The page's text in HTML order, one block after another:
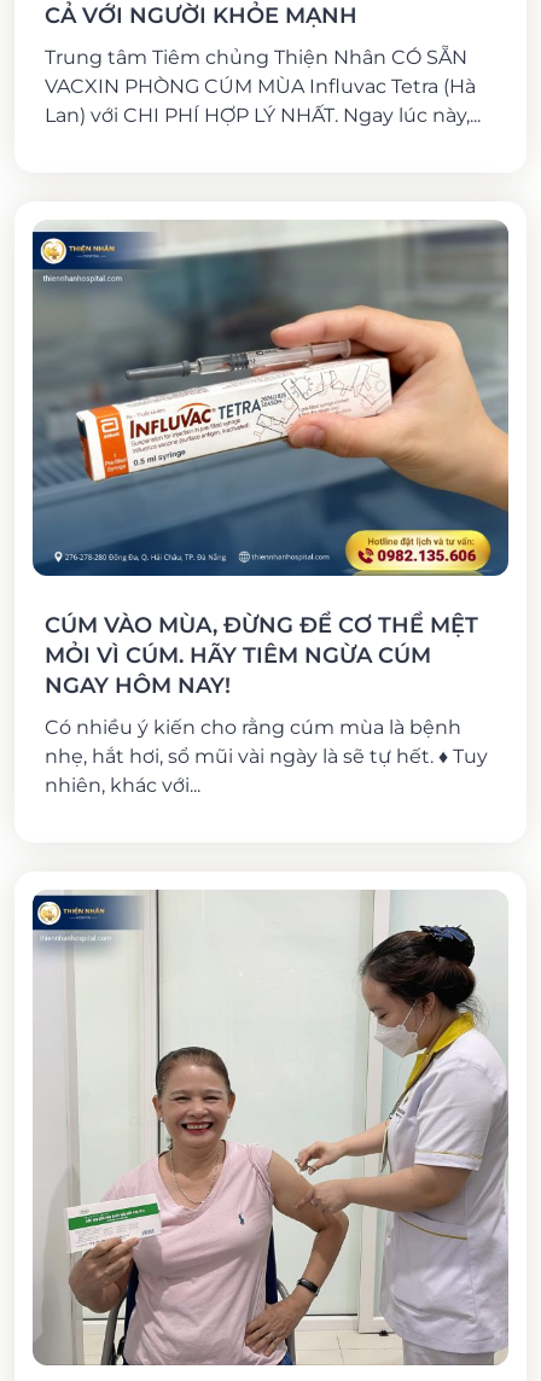
CẢ VỚI NGƯỜI KHỎE MẠNH
Trung tâm Tiêm chủng Thiện Nhân CÓ SẴN
VACXIN PHÒNG CÚM MÙA Influvac Tetra (Hà
Lan) với CHI PHÍ HỢP LÝ NHẤT. Ngay lúc này,...
CÚM VÀO MÙA, ĐỪNG ĐỂ CƠ THỂ MỆT
MỎI VÌ CÚM. HÃY TIÊM NGỪA CÚM
NGAY HÔM NAY!
Có nhiều ý kiến cho rằng cúm mùa là bệnh
nhẹ, hắt hơi, sổ mũi vài ngày là sẽ tự hết. ♦ Tuy
nhiên, khác với...